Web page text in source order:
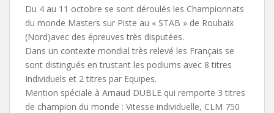
Du 4 au 11 octobre se sont déroulés les Championnats
du monde Masters sur Piste au « STAB » de Roubaix
(Nord)avec des épreuves très disputées.
Dans un contexte mondial très relevé les Français se
sont distingués en trustant les podiums avec 8 titres
Individuels et 2 titres par Equipes.
Mention spéciale à Arnaud DUBLE qui remporte 3 titres
de champion du monde : Vitesse individuelle, CLM 750